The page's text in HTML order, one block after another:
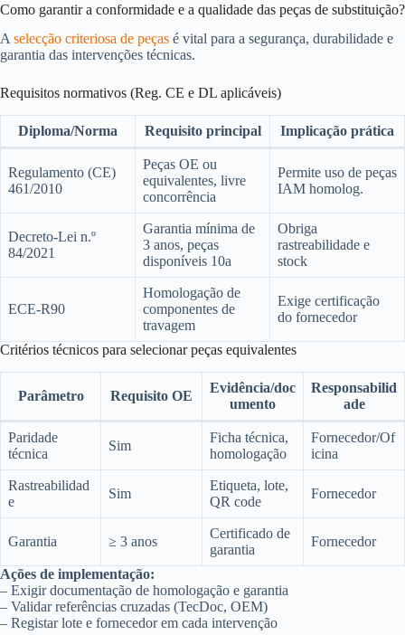
Como garantir a conformidade e a qualidade das peças de substituição?
A selecção criteriosa de peças é vital para a segurança, durabilidade e
garantia das intervenções técnicas.
Requisitos normativos (Reg. CE e DL aplicáveis)
Diploma/Norma Requisito principal Implicação prática
Regulamento (CE)
461/2010
Peças OE ou
equivalentes, livre
concorrência
Permite uso de peças
IAM homolog.
Decreto-Lei n.º
84/2021
Garantia mínima de
3 anos, peças
disponíveis 10a
Obriga
rastreabilidade e
stock
ECE-R90
Homologação de
componentes de
travagem
Exige certificação
do fornecedor
Critérios técnicos para selecionar peças equivalentes
Parâmetro Requisito OE
Evidência/doc
umento
Responsabilid
ade
Paridade
técnica
Sim
Ficha técnica,
homologação
Fornecedor/Of
icina
Rastreabilidad
e
Sim
Etiqueta, lote,
QR code
Fornecedor
Garantia ≥ 3 anos
Certificado de
garantia
Fornecedor
Ações de implementação:
– Exigir documentação de homologação e garantia
– Validar referências cruzadas (TecDoc, OEM)
– Registar lote e fornecedor em cada intervenção